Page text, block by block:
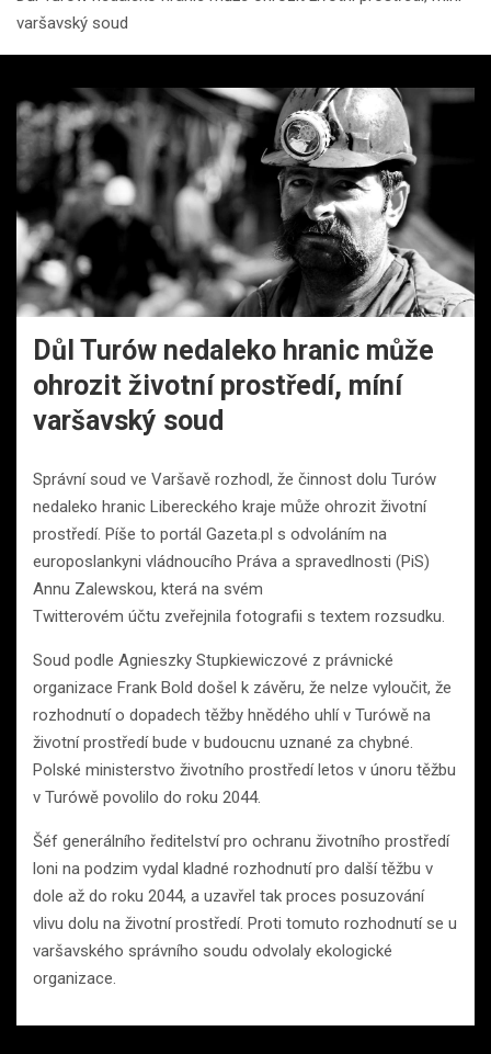
varšavský soud
Důl Turów nedaleko hranic může
ohrozit životní prostředí, míní
varšavský soud
Správní soud ve Varšavě rozhodl, že činnost dolu Turów
nedaleko hranic Libereckého kraje může ohrozit životní
prostředí. Píše to portál Gazeta.pl s odvoláním na
europoslankyni vládnoucího Práva a spravedlnosti (PiS)
Annu Zalewskou, která na svém
Twitterovém účtu zveřejnila fotografii s textem rozsudku.
Soud podle Agnieszky Stupkiewiczové z právnické
organizace Frank Bold došel k závěru, že nelze vyloučit, že
rozhodnutí o dopadech těžby hnědého uhlí v Turówě na
životní prostředí bude v budoucnu uznané za chybné.
Polské ministerstvo životního prostředí letos v únoru těžbu
v Turówě povolilo do roku 2044.
Šéf generálního ředitelství pro ochranu životního prostředí
loni na podzim vydal kladné rozhodnutí pro další těžbu v
dole až do roku 2044, a uzavřel tak proces posuzování
vlivu dolu na životní prostředí. Proti tomuto rozhodnutí se u
varšavského správního soudu odvolaly ekologické
organizace.